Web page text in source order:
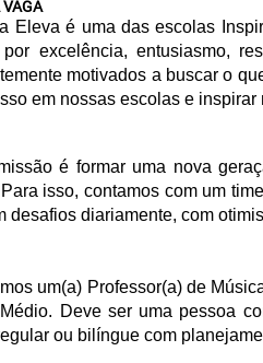
VAGA
Eleva é uma das escolas
por excelência, entusiasmo,
motivados a buscar o
em nossas escolas e inspirar
é formar uma nova
isso, contamos com um
desafios diariamente, com
um(a) Professor(a) de
Deve ser uma pessoa
ou bilíngue com